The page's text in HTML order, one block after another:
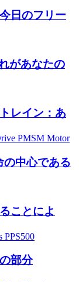
日のフリー
があなたの
レイン：あ
中心である
ことによ
部分